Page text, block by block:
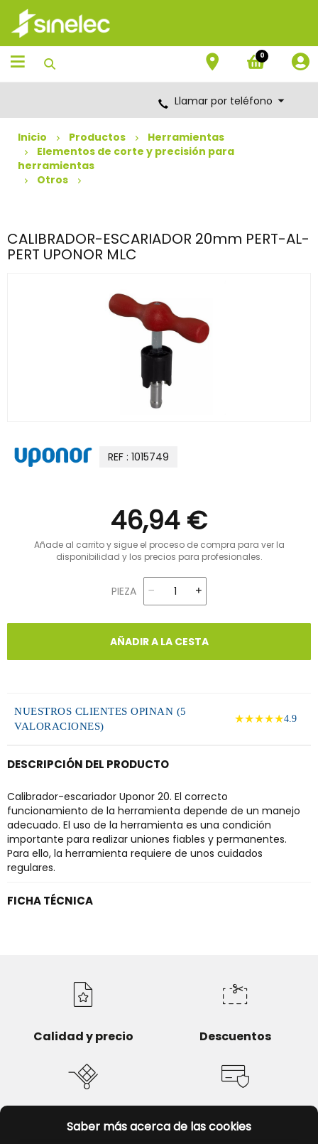
Saber más acerca de las cookies
Saltar
contenido
Saltar
menú
de
navegación
0
Llamar por teléfono
Inicio Productos
Herramientas
Elementos de corte y precisión para
herramientas
Otros
CALIBRADOR-ESCARIADOR 20mm PERT-AL-
PERT UPONOR MLC
REF : 1015749
46,94 €
Añade al carrito y sigue el proceso de compra para ver la
disponibilidad y los precios para profesionales.
PIEZA
AÑADIR A LA CESTA
NUESTROS CLIENTES OPINAN (5
VALORACIONES)
★★★★★4.9
DESCRIPCIÓN DEL PRODUCTO
Calibrador-escariador Uponor 20. El correcto
funcionamiento de la herramienta depende de un manejo
adecuado. El uso de la herramienta es una condición
importante para realizar uniones fiables y permanentes.
Para ello, la herramienta requiere de unos cuidados
regulares.
FICHA TÉCNICA
Calidad y precio Descuentos
Devoluciones Pago seguro